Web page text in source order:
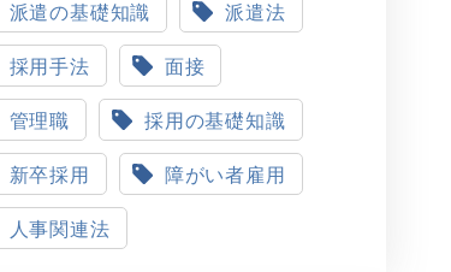
派遣の基礎知識 派遣法
採用手法 面接
管理職 採用の基礎知識
新卒採用 障がい者雇用
人事関連法